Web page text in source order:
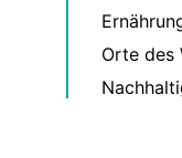
Orte des